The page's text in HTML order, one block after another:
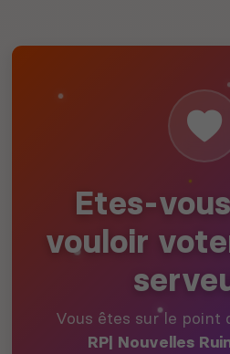
Etes-
vouloir
Vous êtes sur le point
RP| Nouvelles